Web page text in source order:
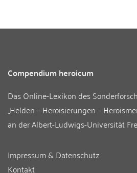
Compendium heroicum
Das Online-Lexikon des
„Helden – Heroisierungen –
an derAlbert-Ludwigs-Universität
Impressum & Datenschutz
Kontakt